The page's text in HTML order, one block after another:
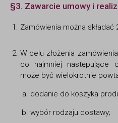
§3. Zawarcie umowy i
Zamówienia można
W celu złożenia
co najmniej następujące
może być wielokrotnie
dodanie do koszyka
wybór rodzaju dostawy;